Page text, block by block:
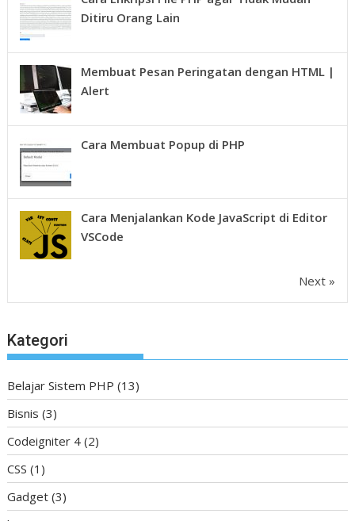
Ditiru Orang Lain
Membuat Pesan Peringatan dengan HTML |
Alert
Cara Membuat Popup di PHP
Cara Menjalankan Kode JavaScript di Editor
VSCode
Next »
Kategori
Belajar Sistem PHP (13)
Bisnis (3)
Codeigniter 4 (2)
CSS (1)
Gadget (3)